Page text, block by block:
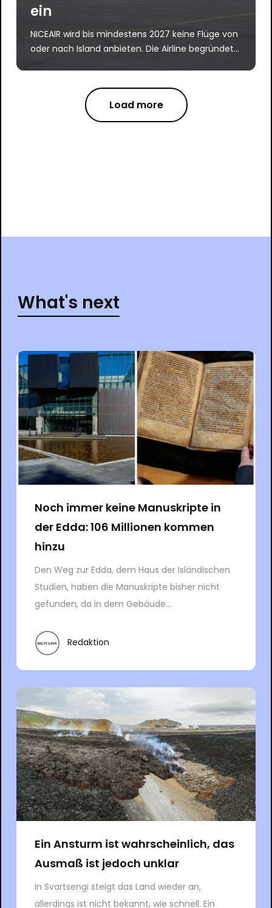
ein
NICEAIR wird bis mindestens 2027 keine Flüge von
oder nach Island anbieten. Die Airline begründet...
Load more
What's next
Noch immer keine Manuskripte in
der Edda: 106 Millionen kommen
hinzu
Den Weg zur Edda, dem Haus der Isländischen
Studien, haben die Manuskripte bisher nicht
gefunden, da in dem Gebäude...
Redaktion
Ein Ansturm ist wahrscheinlich, das
Ausmaß ist jedoch unklar
In Svartsengi steigt das Land wieder an,
allerdings ist nicht bekannt, wie schnell. Ein